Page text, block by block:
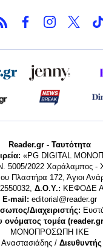
Reader.gr - Ταυτότητα
«PG DIGITAL
5005/2022 Χαράλαμπος -
Πλαστήρα 172, Άγιοι
Δ.Ο.Υ.: ΚΕΦΟΔΕ
E-mail: editorial@reader.gr
Διαχειριστής:
ονόματος τομέα
MONΟΠΡΟΣΩΠΗ ΙΚΕ
Αναστασιάδης /